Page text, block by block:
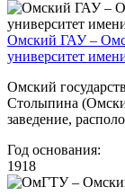
Омский ГАУ –
университет
Омский
Столыпина
заведение,
Год основания:
1918